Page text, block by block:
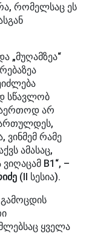
რომელსაც ეს
„მუღამზეა“
სწავლობ
არ
ვინმემ რამე
ამასაც,
B1“, –
(II სესია).
ყველა